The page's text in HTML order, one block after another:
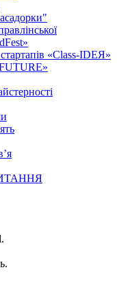
«Class-IDEЯ»